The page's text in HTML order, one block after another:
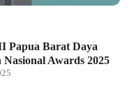
Papua Barat Daya
Awards 2025